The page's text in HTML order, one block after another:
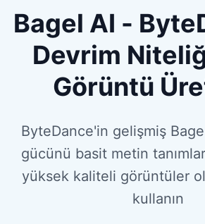
Bagel AI -
Devrim
Görüntü
ByteDance'in gelişmiş
gücünü basit metin
yüksek kaliteli görüntüler
kullanın